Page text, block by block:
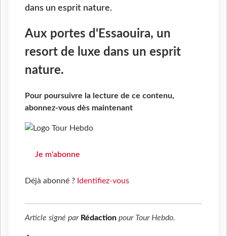
dans un esprit nature.
Aux portes d'Essaouira, un
resort de luxe dans un esprit
nature.
Pour poursuivre la lecture de ce contenu,
abonnez-vous dès maintenant
Je m'abonne
Déjà abonné ? Identifiez-vous
Article signé par Rédaction pour Tour Hebdo.